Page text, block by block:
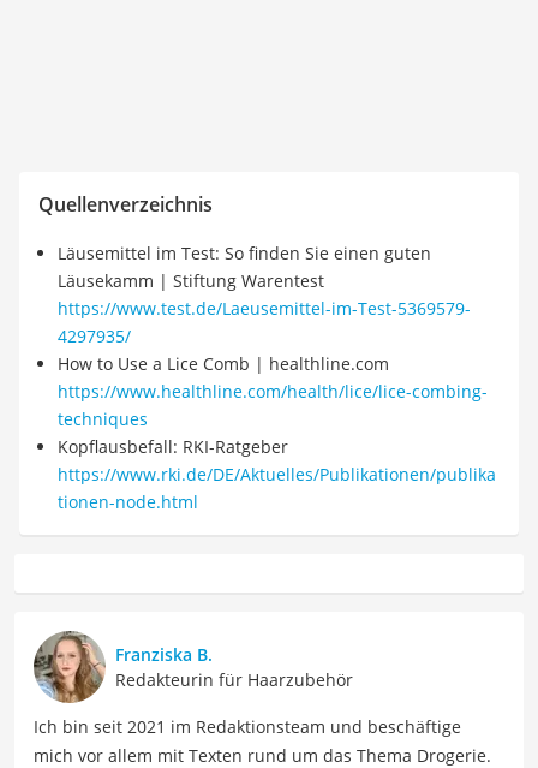
Quellenverzeichnis
Läusemittel im Test: So finden Sie einen guten
Läusekamm | Stiftung Warentest
https://www.test.de/Laeusemittel-im-Test-5369579-
4297935/
How to Use a Lice Comb | healthline.com
https://www.healthline.com/health/lice/lice-combing-
techniques
Kopflausbefall: RKI-Ratgeber
https://www.rki.de/DE/Aktuelles/Publikationen/publika
tionen-node.html
Franziska B.
Redakteurin für Haarzubehör
Ich bin seit 2021 im Redaktionsteam und beschäftige
mich vor allem mit Texten rund um das Thema Drogerie.